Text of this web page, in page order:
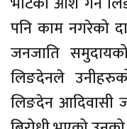
पनि काम नगरेको
जनजाति
लिङदेनले
लिङदेन आदिवासी